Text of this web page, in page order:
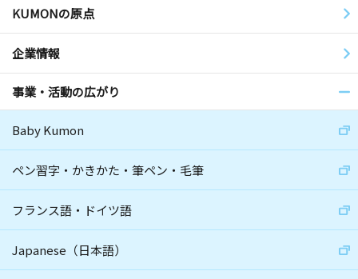
KUMONの原点
企業情報
事業・活動の広がり
Baby Kumon
ペン習字・かきかた・筆ペン・毛筆
フランス語・ドイツ語
Japanese（日本語）